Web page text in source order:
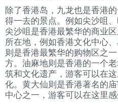
除了香港岛，九龙也是香港
得一去的景点。例如尖沙咀
尖沙咀是香港最繁华的商业
所在地，例如香港文化中心
则是香港最繁华的购物区之
方。油麻地则是香港的一个
筑和文化遗产，游客可以在
化。黄大仙则是香港著名的
中心之一，游客可以在这里